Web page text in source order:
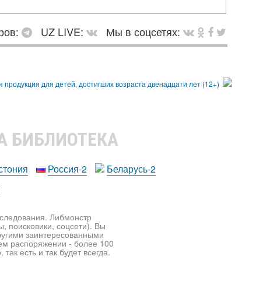
UZ LIVE:
Мы в соцсетях:
БИБЛИОТЕКА
Россия-2
Беларусь-2
Либмонстр
поисковики, соцсети). Вы
заинтересованными
распоряжении - более 100
есть и так будет всегда.